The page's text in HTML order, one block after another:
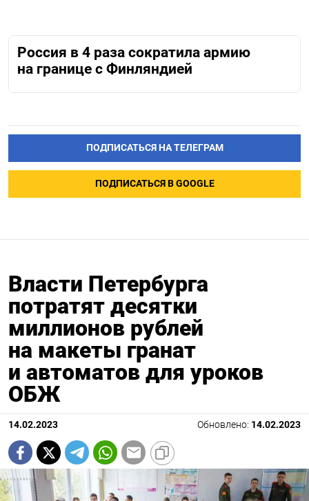
Россия в 4 раза сократила армию
на границе с Финляндией
ПОДПИСАТЬСЯ НА ТЕЛЕГРАМ
ПОДПИСАТЬСЯ В GOOGLE
Власти Петербурга
потратят десятки
миллионов рублей
на макеты гранат
и автоматов для уроков
ОБЖ
14.02.2023 Обновлено: 14.02.2023